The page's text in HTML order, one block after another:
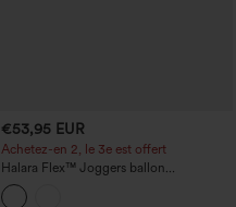
€53,95 EUR
Achetez-en 2, le 3e est offert
Halara Flex™ Joggers ballon
décontractés en jean, taille mi-haute,
avec poches